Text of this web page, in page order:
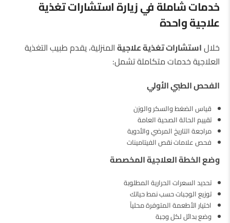
خدمات شاملة في زيارة استشارات تغذية
علاجية واحدة
خلالاستشارات تغذية علاجيةالمنزلية، يقدم طبيب التغذية
العلاجية خدمات متكاملة تشمل:
الفحص الطبي الأولي
قياس الضغط والسكر والوزن
تقييم الحالة الصحية العامة
مراجعة التاريخ المرضي والأدوية
فحص علامات نقص الفيتامينات
وضع الخطة العلاجية المخصصة
تحديد السعرات الحرارية المطلوبة
توزيع الوجبات حسب نمط حياتك
اختيار الأطعمة المتوفرة محلياً
وضع بدائل لكل وجبة